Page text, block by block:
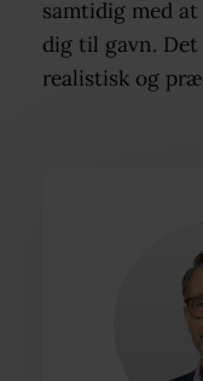
samtidig med
dig til gavn.
realistisk og